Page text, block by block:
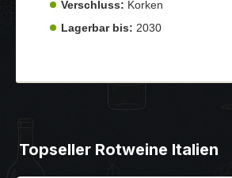
Verschluss: Korken
Lagerbar bis: 2030
Topseller Rotweine Italien